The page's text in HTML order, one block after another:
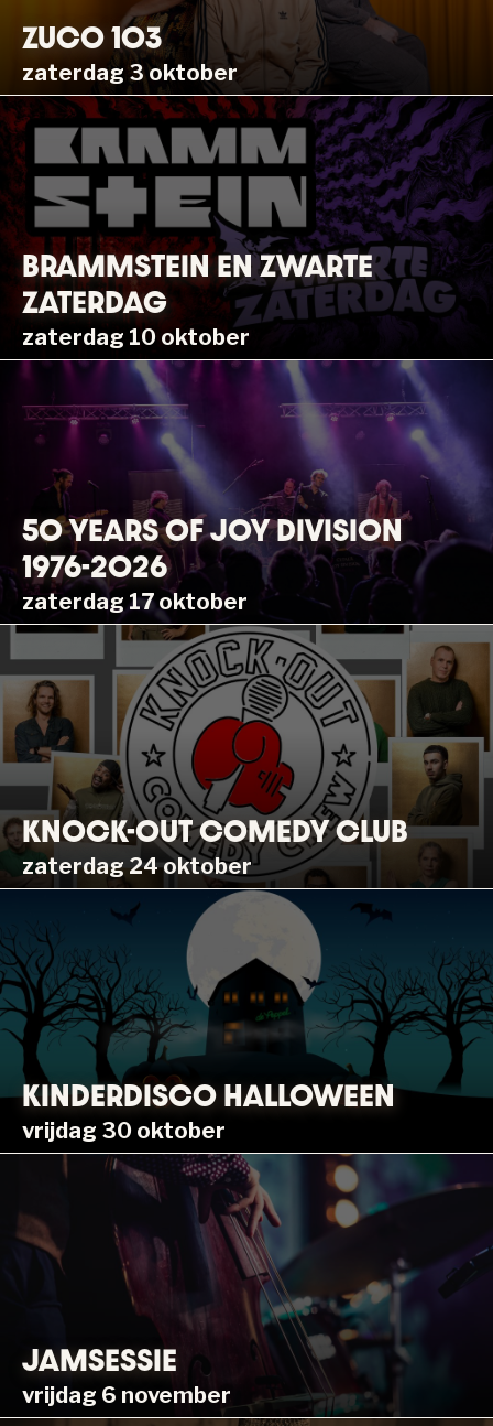
ZUCO 103
zaterdag 3 oktober
BRAMMSTEIN EN ZWARTE
ZATERDAG
zaterdag 10 oktober
50 YEARS OF JOY DIVISION
1976-2026
zaterdag 17 oktober
KNOCK-OUT COMEDY CLUB
zaterdag 24 oktober
KINDERDISCO HALLOWEEN
vrijdag 30 oktober
JAMSESSIE
vrijdag 6 november